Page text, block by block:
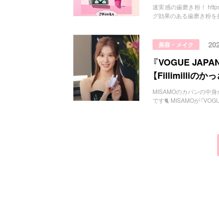
速実感の歯磨き粉！
グ効果のある歯磨き粉
美容・メイク
『VOGUE
【Fillimilliのか
MISAMOのカバンの中
です🐈 MISAMOが『